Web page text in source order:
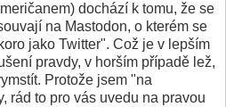
dochází k tomu, že se
na Mastodon, o kterém se
jako Twitter". Což je v lepším
pravdy, v horším případě lež,
Protože jsem "na
rád to pro vás uvedu na pravou